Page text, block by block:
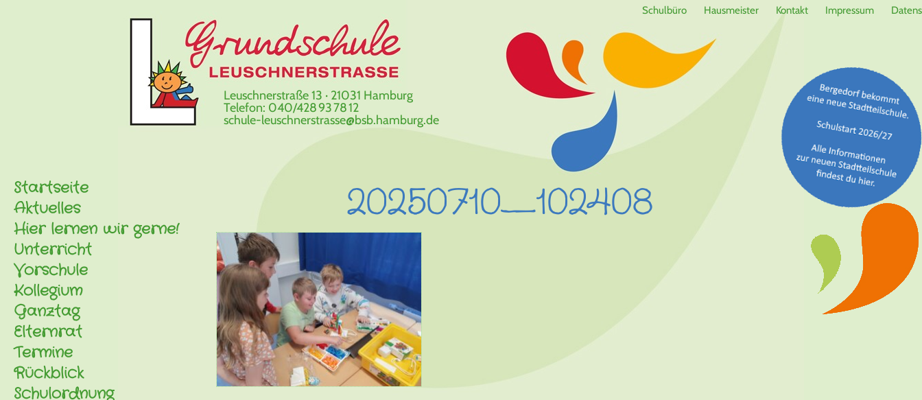
Schulbüro Hausmeister Kontakt Impressum
Leuschnerstraße 13 · 21031 Hamburg
Telefon: 040/428 93 78 12
schule-leuschnerstrasse@bsb.hamburg.de
Startseite
Aktuelles
Hier lernen wir gerne!
Unterricht
Vorschule
Kollegium
Ganztag
Elternrat
Termine
Rückblick
Schulordnung
20250710_102408